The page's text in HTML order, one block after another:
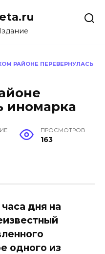
РАЙОНЕ ПЕРЕВЕРНУЛАСЬ
иномарка
ПРОСМОТРОВ
163
дня на
одного из